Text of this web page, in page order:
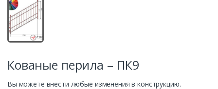
Кованые перила – ПК9
Вы можете внести любые изменения в конструкцию.